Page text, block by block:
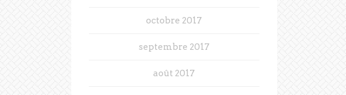
octobre 2017
septembre 2017
août 2017